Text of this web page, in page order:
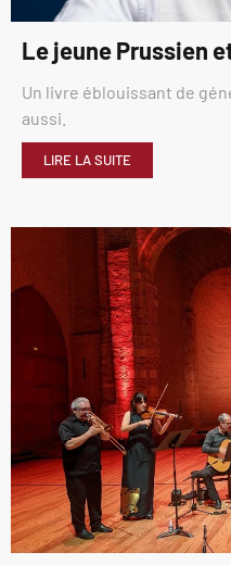
Le jeune Prussien
Un livre éblouissant de
aussi.
LIRE LA SUITE